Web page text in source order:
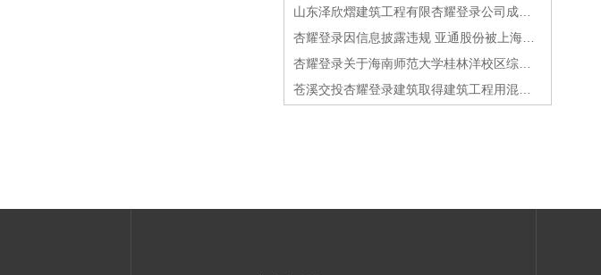
山东泽欣熠建筑工程有限杏耀登录公司成立注册资本400万人民币
杏耀登录因信息披露违规 亚通股份被上海证监局责令改正广东建筑
杏耀登录关于海南师范大学桂林洋校区综合体育馆项目建筑设计方案批前公示